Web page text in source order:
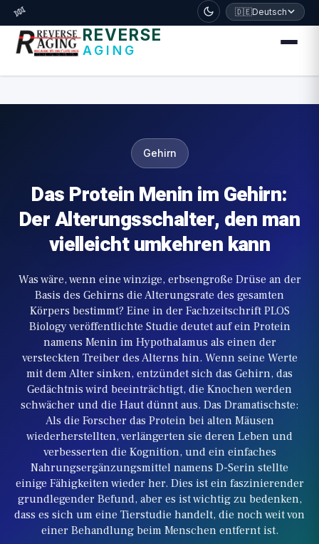
דלג לתוכן הראשי
🧬 🇩🇪Deutsch
REVERSE
AGING
Gehirn
Das Protein Menin im Gehirn:
Der Alterungsschalter, den man
vielleicht umkehren kann
Was wäre, wenn eine winzige, erbsengroße Drüse an der
Basis des Gehirns die Alterungsrate des gesamten
Körpers bestimmt? Eine in der Fachzeitschrift PLOS
Biology veröffentlichte Studie deutet auf ein Protein
namens Menin im Hypothalamus als einen der
versteckten Treiber des Alterns hin. Wenn seine Werte
mit dem Alter sinken, entzündet sich das Gehirn, das
Gedächtnis wird beeinträchtigt, die Knochen werden
schwächer und die Haut dünnt aus. Das Dramatischste:
Als die Forscher das Protein bei alten Mäusen
wiederherstellten, verlängerten sie deren Leben und
verbesserten die Kognition, und ein einfaches
Nahrungsergänzungsmittel namens D-Serin stellte
einige Fähigkeiten wieder her. Dies ist ein faszinierender
grundlegender Befund, aber es ist wichtig zu bedenken,
dass es sich um eine Tierstudie handelt, die noch weit von
einer Behandlung beim Menschen entfernt ist.